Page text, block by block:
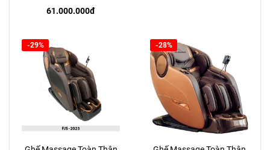
FJE990
61.000.000đ
-29% -28%